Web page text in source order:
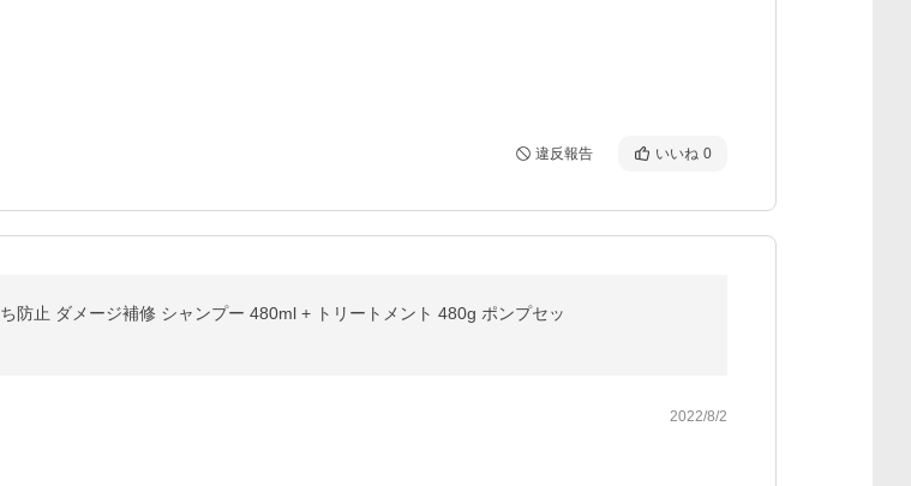
違反報告 いいね 0
防止 ダメージ補修 シャンプー 480ml + トリートメント 480g ポンプセッ
2022/8/2